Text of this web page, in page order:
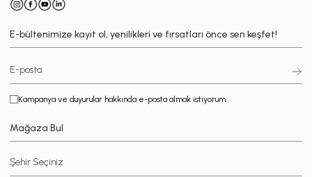
E-bültenimize kayıt ol, yenilikleri ve fırsatları önce sen keşfet!
Kampanya ve duyurular hakkında e-posta almak istiyorum.
Mağaza Bul